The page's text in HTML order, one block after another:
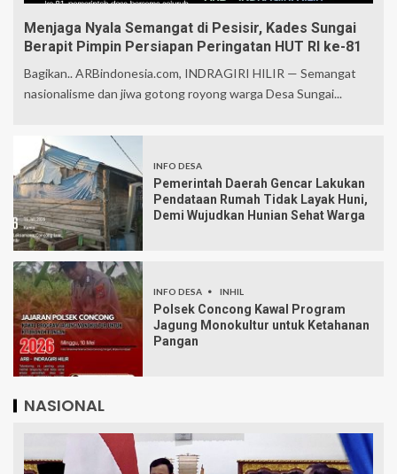
Menjaga Nyala Semangat di Pesisir, Kades Sungai
Berapit Pimpin Persiapan Peringatan HUT RI ke-81
Bagikan.. ARBindonesia.com, INDRAGIRI HILIR — Semangat
nasionalisme dan jiwa gotong royong warga Desa Sungai...
INFO DESA
Pemerintah Daerah Gencar Lakukan
Pendataan Rumah Tidak Layak Huni,
Demi Wujudkan Hunian Sehat Warga
INFO DESA INHIL
Polsek Concong Kawal Program
Jagung Monokultur untuk Ketahanan
Pangan
NASIONAL